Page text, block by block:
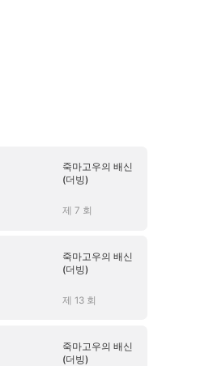
죽마고우의 배신
(더빙)
제 7 회
죽마고우의 배신
(더빙)
제 13 회
죽마고우의 배신
(더빙)